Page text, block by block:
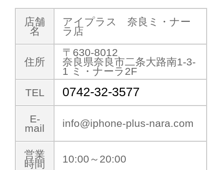
店舗
名
アイプラス 奈良ミ・ナー
ラ店
住所
〒630-8012
奈良県奈良市二条大路南1-3-
1 ミ・ナーラ2F
TEL
0742-32-3577
E-
mail
info@iphone-plus-nara.com
営業
時間
10:00～20:00